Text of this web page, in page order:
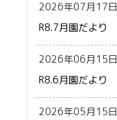
2026年07月17日
R8.7月園だより
2026年06月15日
R8.6月園だより
2026年05月15日